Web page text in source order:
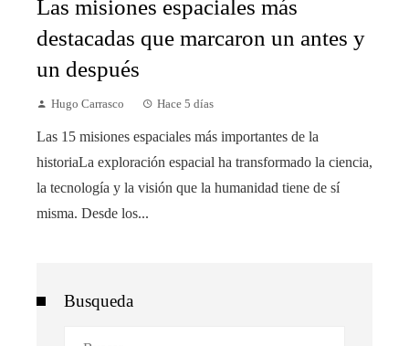
Las misiones espaciales más
destacadas que marcaron un antes y
un después
Hugo Carrasco Hace 5 días
Las 15 misiones espaciales más importantes de la
historiaLa exploración espacial ha transformado la ciencia,
la tecnología y la visión que la humanidad tiene de sí
misma. Desde los...
Busqueda